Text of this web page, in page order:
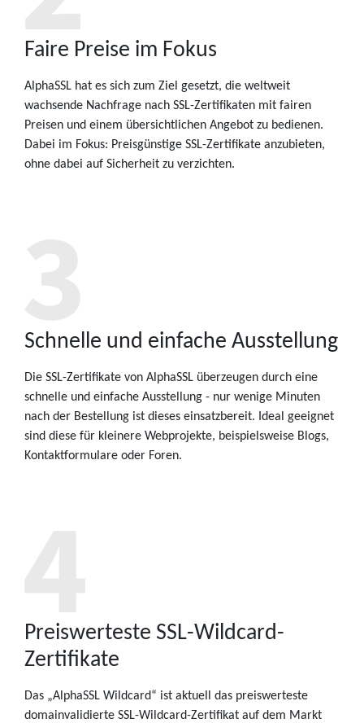
Faire Preise im Fokus
AlphaSSL hat es sich zum Ziel gesetzt, die weltweit
wachsende Nachfrage nach SSL-Zertifikaten mit fairen
Preisen und einem übersichtlichen Angebot zu bedienen.
Dabei im Fokus: Preisgünstige SSL-Zertifikate anzubieten,
ohne dabei auf Sicherheit zu verzichten.
Schnelle und einfache Ausstellung
Die SSL-Zertifikate von AlphaSSL überzeugen durch eine
schnelle und einfache Ausstellung - nur wenige Minuten
nach der Bestellung ist dieses einsatzbereit. Ideal geeignet
sind diese für kleinere Webprojekte, beispielsweise Blogs,
Kontaktformulare oder Foren.
Preiswerteste SSL-Wildcard-
Zertifikate
Das „AlphaSSL Wildcard“ ist aktuell das preiswerteste
domainvalidierte SSL-Wildcard-Zertifikat auf dem Markt